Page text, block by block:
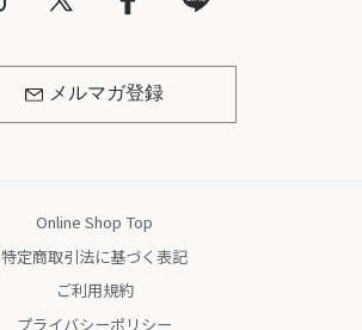
メルマガ登録
Online Shop Top
特定商取引法に基づく表記
ご利用規約
プライバシーポリシー